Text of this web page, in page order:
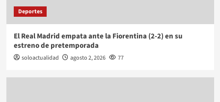
Deportes
El Real Madrid empata ante la Fiorentina (2-2) en su
estreno de pretemporada
soloactualidad agosto 2, 2026 77